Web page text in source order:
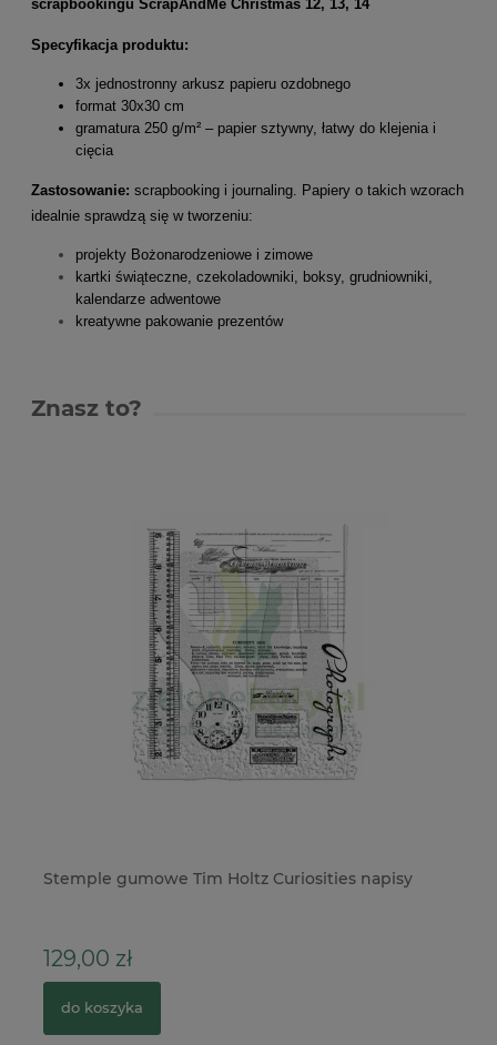
scrapbookingu ScrapAndMe Christmas 12, 13, 14
Specyfikacja produktu:
3x jednostronny arkusz papieru ozdobnego
format 30x30 cm
gramatura 250 g/m² – papier sztywny, łatwy do klejenia i
cięcia
Zastosowanie: scrapbooking i journaling. Papiery o takich wzorach
idealnie sprawdzą się w tworzeniu:
projekty Bożonarodzeniowe i zimowe
kartki świąteczne, czekoladowniki, boksy, grudniowniki,
kalendarze adwentowe
kreatywne pakowanie prezentów
Znasz to?
Stemple gumowe Tim Holtz Curiosities napisy
129,00 zł
do koszyka